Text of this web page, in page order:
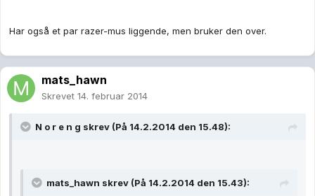
Har også et par razer-mus liggende, men bruker den over.
mats_hawn
Skrevet 14. februar 2014
N o r e n g skrev (På 14.2.2014 den 15.48):
mats_hawn skrev (På 14.2.2014 den 15.43):